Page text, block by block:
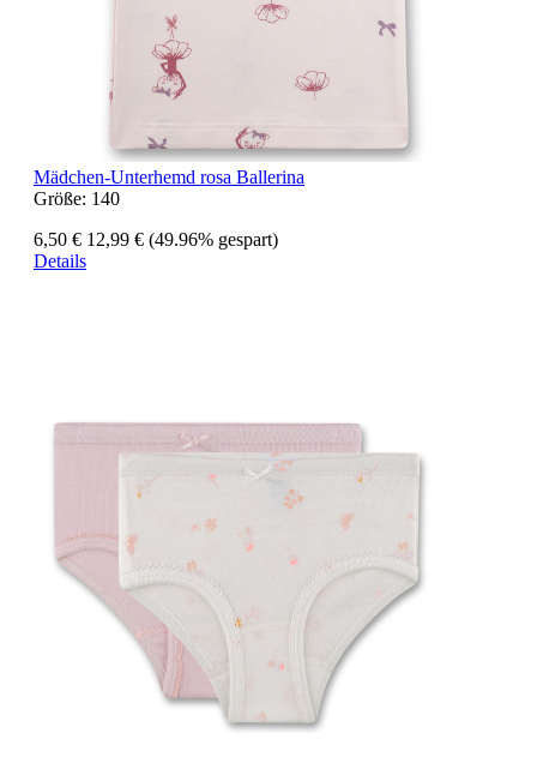
Mädchen-Unterhemd rosa Ballerina
Größe: 140
6,50 € 12,99 € (49.96% gespart)
Details